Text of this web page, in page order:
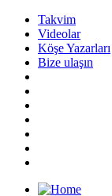
Takvim
Videolar
Köşe Yazarları
Bize ulaşın